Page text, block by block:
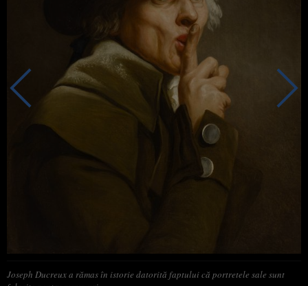
Joseph Ducreux a rămas în istorie datorită faptului că portretele sale sunt